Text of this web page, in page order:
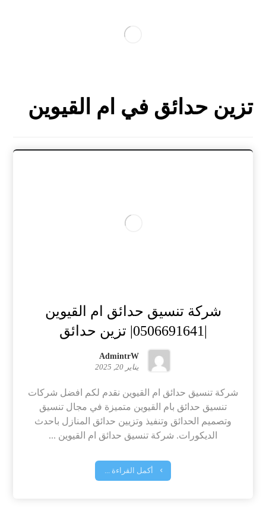
تزين حدائق في ام القيوين
شركة تنسيق حدائق ام القيوين
AdmintrW
يناير 20, 2025
شركة تنسيق حدائق ام القيوين نقدم لكم افضل شركات
تنسيق حدائق بام القيوين متميزة في مجال تنسيق
وتصميم الحدائق وتنفيذ وتزيين حدائق المنازل باحدث
الديكورات. شركة تنسيق حدائق ام القيوين ...
أكمل القراءة ...